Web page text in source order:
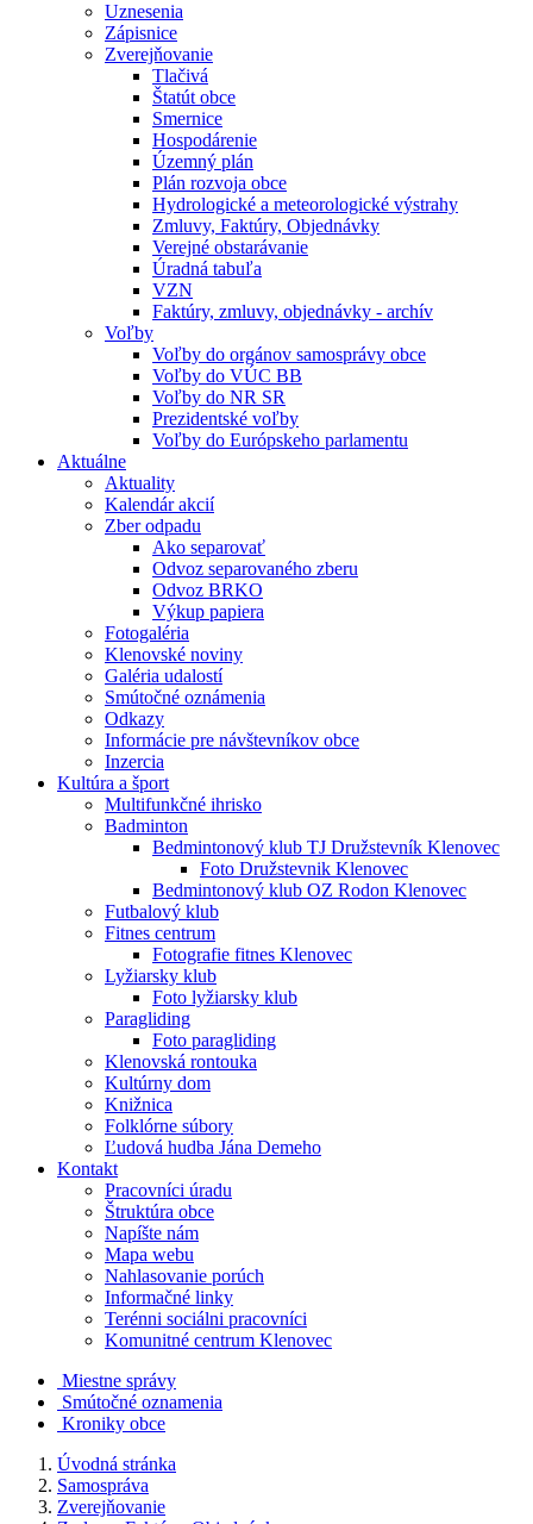
Uznesenia
Zápisnice
Zverejňovanie
Tlačivá
Štatút obce
Smernice
Hospodárenie
Územný plán
Plán rozvoja obce
Hydrologické a meteorologické výstrahy
Zmluvy, Faktúry, Objednávky
Verejné obstarávanie
Úradná tabuľa
VZN
Faktúry, zmluvy, objednávky - archív
Voľby
Voľby do orgánov samosprávy obce
Voľby do VÚC BB
Voľby do NR SR
Prezidentské voľby
Voľby do Európskeho parlamentu
Aktuálne
Aktuality
Kalendár akcií
Zber odpadu
Ako separovať
Odvoz separovaného zberu
Odvoz BRKO
Výkup papiera
Fotogaléria
Klenovské noviny
Galéria udalostí
Smútočné oznámenia
Odkazy
Informácie pre návštevníkov obce
Inzercia
Kultúra a šport
Multifunkčné ihrisko
Badminton
Bedmintonový klub TJ Družstevník Klenovec
Foto Družstevnik Klenovec
Bedmintonový klub OZ Rodon Klenovec
Futbalový klub
Fitnes centrum
Fotografie fitnes Klenovec
Lyžiarsky klub
Foto lyžiarsky klub
Paragliding
Foto paragliding
Klenovská rontouka
Kultúrny dom
Knižnica
Folklórne súbory
Ľudová hudba Jána Demeho
Kontakt
Pracovníci úradu
Štruktúra obce
Napíšte nám
Mapa webu
Nahlasovanie porúch
Informačné linky
Terénni sociálni pracovníci
Komunitné centrum Klenovec
Miestne správy
Smútočné oznamenia
Kroniky obce
Úvodná stránka
Samospráva
Zverejňovanie